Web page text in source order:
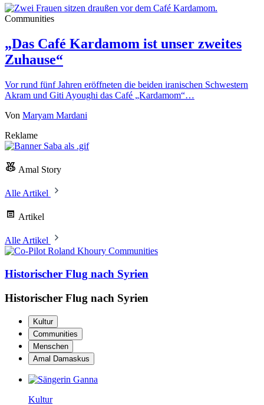
Communities
„Das Café Kardamom ist unser zweites
Zuhause“
Vor rund fünf Jahren eröffneten die beiden iranischen Schwestern
Akram und Giti Ayoughi das Café „Kardamom“…
Von Maryam Mardani
Reklame
Amal Story
Alle Artikel
Artikel
Alle Artikel
Communities
Historischer Flug nach Syrien
Historischer Flug nach Syrien
Kultur
Communities
Menschen
Amal Damaskus
Kultur